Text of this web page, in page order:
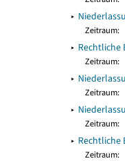
▸
Zeitraum:
▸ Rechtliche
Zeitraum:
▸
Zeitraum:
▸
Zeitraum:
▸ Rechtliche
Zeitraum: